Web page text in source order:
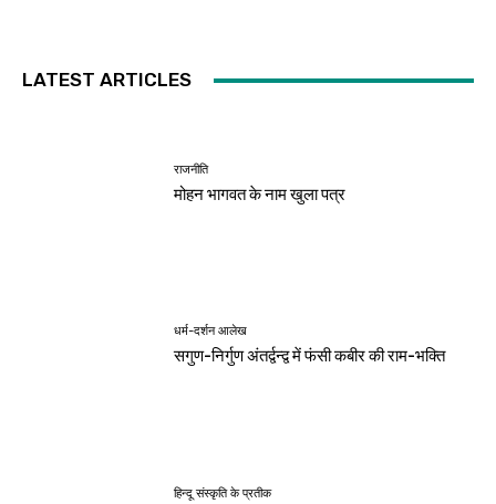
LATEST ARTICLES
राजनीति
मोहन भागवत के नाम खुला पत्र
धर्म-दर्शन आलेख
सगुण-निर्गुण अंतर्द्वन्द्व में फंसी कबीर की राम-भक्ति
हिन्दू संस्कृति के प्रतीक